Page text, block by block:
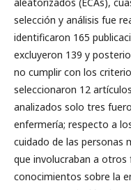
selección y análisis fue
identificaron 165
excluyeron 139 y
no cumplir con los
seleccionaron 12
analizados solo tres
enfermería; respecto a
cuidado de las personas
que involucraban a otros
conocimientos sobre la